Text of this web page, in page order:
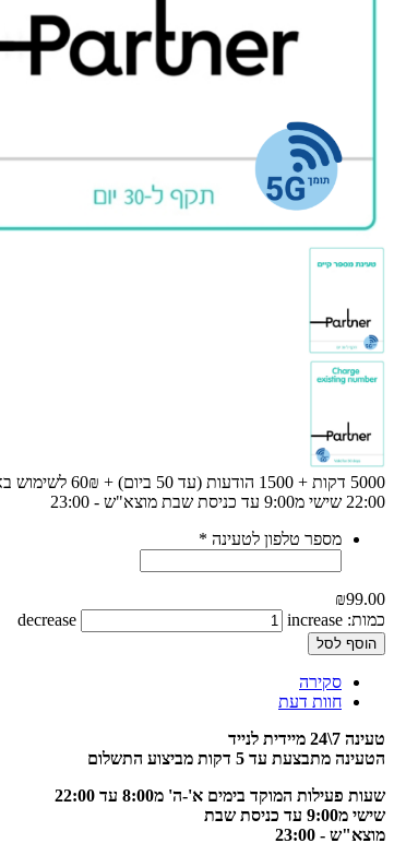
22:00 שישי מ9:00 עד כניסת שבת מוצא"ש - 23:00
מספר טלפון לטעינה *
₪99.00
כמות:
decrease increase
הוסף לסל
סקירה
חוות דעת
טעינה 7\24 מיידית לנייד
הטעינה מתבצעת עד 5 דקות מביצוע התשלום
שעות פעילות המוקד בימים א'-ה' מ8:00 עד 22:00
שישי מ9:00 עד כניסת שבת
מוצא"ש - 23:00